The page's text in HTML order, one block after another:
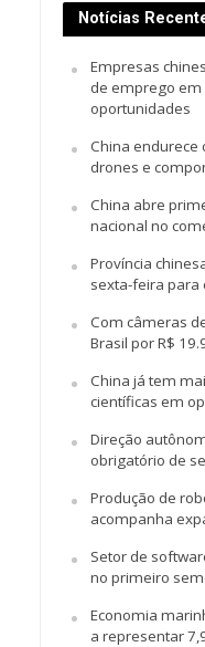
Notícias
Empresas
de emprego em
oportunidades
China endurece
drones e
China abre
nacional no
Província
sexta-feira para
Com câmeras
Brasil por R$
China já tem
científicas em
Direção
obrigatório de
Produção de
acompanha
Setor de
no primeiro
Economia
a representar